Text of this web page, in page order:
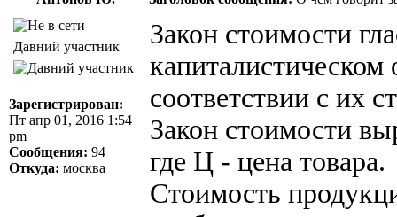
Давний участник
Зарегистрирован:
Пт апр 01, 2016 1:54
pm
Сообщения: 94
Откуда: москва
Закон стоимости
капиталистическом
соответствии с их
Закон стоимости
где Ц - цена товара.
Стоимость